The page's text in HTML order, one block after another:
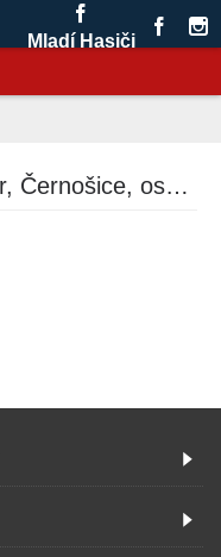
Mladí Hasiči
Čerpání zatopených prostor, Černošice, osada V topolích